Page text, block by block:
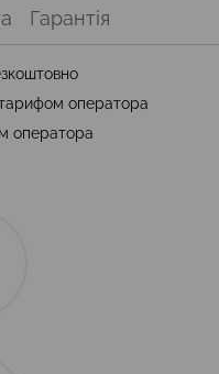
Гарантія
оператора
оператора